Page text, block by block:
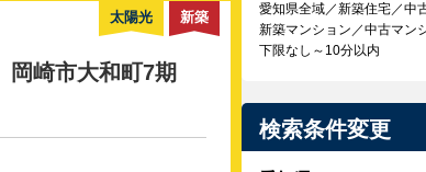
太陽光 新築
岡崎市大和町7期
愛知県全域／新築住宅／中
新築マンション／中古マン
下限なし～10分以内
検索条件変更